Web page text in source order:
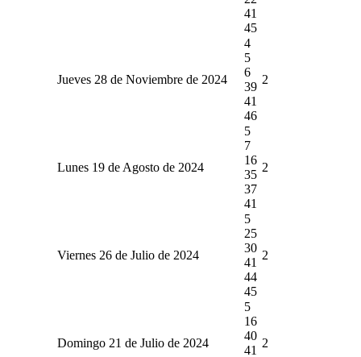
41
45
Jueves 28 de Noviembre de 2024
4
5
6
39
41
46
2
Lunes 19 de Agosto de 2024
5
7
16
35
37
41
2
Viernes 26 de Julio de 2024
5
25
30
41
44
45
2
Domingo 21 de Julio de 2024
5
16
40
41
2